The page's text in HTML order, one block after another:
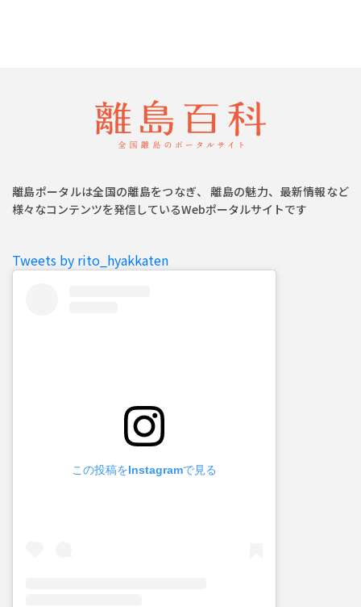
離島ポータルは全国の離島をつなぎ、 離島の魅力、最新情報など
様々なコンテンツを発信しているWebポータルサイトです
Tweets by rito_hyakkaten
この投稿をInstagramで見る